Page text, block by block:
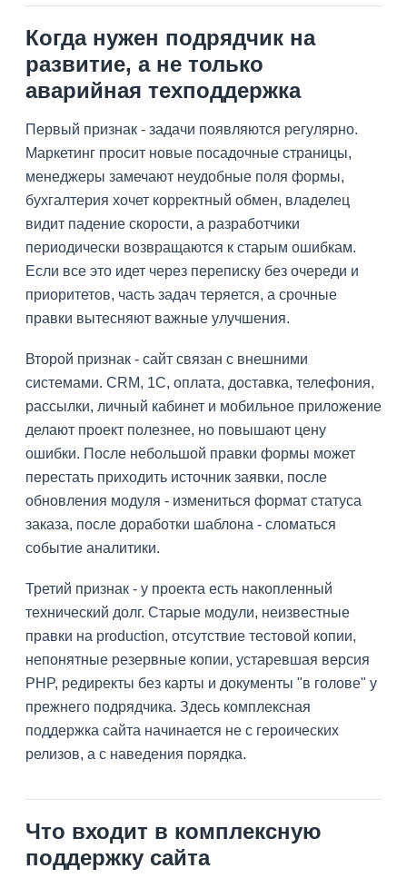
Когда нужен подрядчик на
развитие, а не только
аварийная техподдержка
Первый признак - задачи появляются регулярно.
Маркетинг просит новые посадочные страницы,
менеджеры замечают неудобные поля формы,
бухгалтерия хочет корректный обмен, владелец
видит падение скорости, а разработчики
периодически возвращаются к старым ошибкам.
Если все это идет через переписку без очереди и
приоритетов, часть задач теряется, а срочные
правки вытесняют важные улучшения.
Второй признак - сайт связан с внешними
системами. CRM, 1С, оплата, доставка, телефония,
рассылки, личный кабинет и мобильное приложение
делают проект полезнее, но повышают цену
ошибки. После небольшой правки формы может
перестать приходить источник заявки, после
обновления модуля - измениться формат статуса
заказа, после доработки шаблона - сломаться
событие аналитики.
Третий признак - у проекта есть накопленный
технический долг. Старые модули, неизвестные
правки на production, отсутствие тестовой копии,
непонятные резервные копии, устаревшая версия
PHP, редиректы без карты и документы "в голове" у
прежнего подрядчика. Здесь комплексная
поддержка сайта начинается не с героических
релизов, а с наведения порядка.
Что входит в комплексную
поддержку сайта